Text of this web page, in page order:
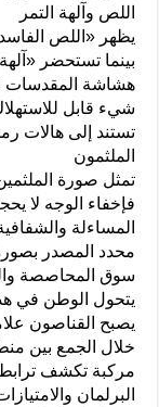
اللص وآلهة التمر
يظهر «اللص
بينما تستحضر
هشاشة المقدسات
شيء قابل
تستند إلى هالات
الملثمون
تمثل صورة
فإخفاء الوجه لا
المساءلة
محدد المصدر
سوق المحاصصة
يتحول الوطن في
يصبح القناصون
خلال الجمع بين
مركبة تكشف ترابط
البرلمان